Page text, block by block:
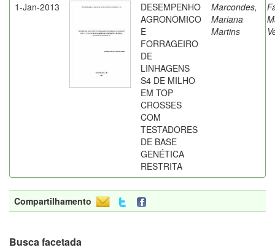
1-Jan-2013
DESEMPENHO
AGRONÔMICO
E
FORRAGEIRO
DE
LINHAGENS
S4 DE MILHO
EM TOP
CROSSES
COM
TESTADORES
DE BASE
GENÉTICA
RESTRITA
Marcondes,
Mariana
Martins
Compartilhamento
Busca facetada